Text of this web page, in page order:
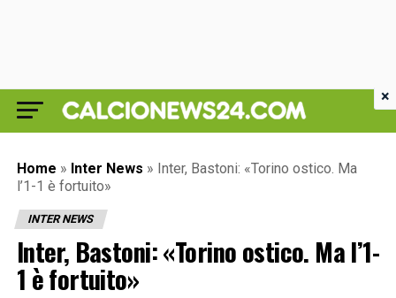
Home » Inter News » Inter, Bastoni: «Torino ostico. Ma
l’1-1 è fortuito»
INTER NEWS
Inter, Bastoni: «Torino ostico. Ma l’1-
1 è fortuito»
×